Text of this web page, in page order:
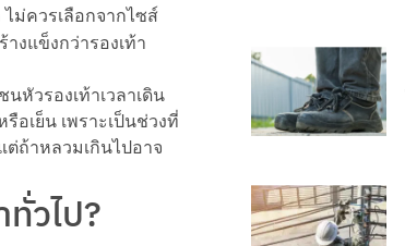
ม่ควรเลือกจากไซส์
งแข็งกว่ารองเท้า
หัวรองเท้าเวลาเดิน
อเย็น เพราะเป็นช่วงที่
ต่ถ้าหลวมเกินไปอาจ
วไป?